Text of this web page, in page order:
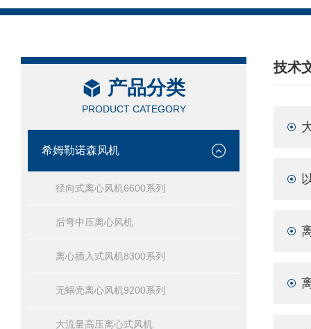
产品分类
PRODUCT CATEGORY
希姆勒诺森风机
径向式离心风机6600系列
后弯中压离心风机
离心插入式风机8300系列
无蜗壳离心风机9200系列
大流量高压离心式风机
技术
/